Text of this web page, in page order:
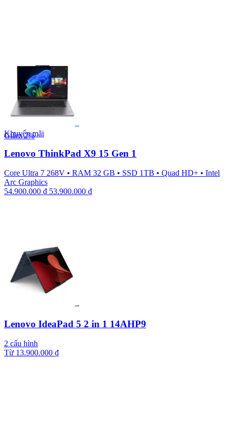
Giảm2%
Khuyến mãi
Lenovo ThinkPad X9 15 Gen 1
Core Ultra 7 268V • RAM 32 GB • SSD 1TB • Quad HD+ • Intel
Arc Graphics
54.900.000 ₫ 53.900.000 ₫
Lenovo IdeaPad 5 2 in 1 14AHP9
2 cấu hình
Từ 13.900.000 ₫